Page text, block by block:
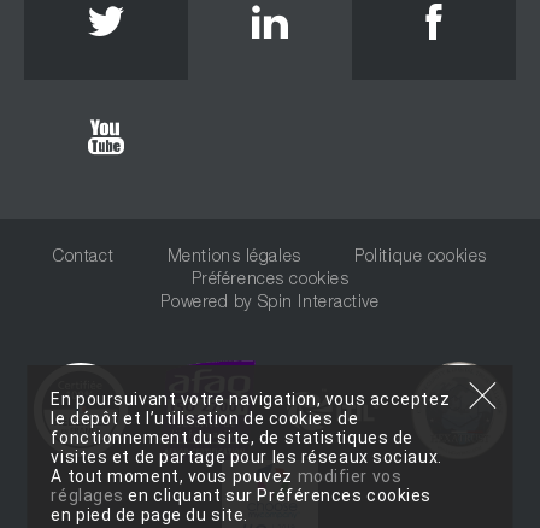
Twitter Linkedin
Youtube
Contact Mentions légales
Politique cookies
Préférences cookies
Powered by Spin Interactive
En poursuivant votre navigation, vous acceptez
le dépôt et l’utilisation de cookies de
fonctionnement du site, de statistiques de
visites et de partage pour les réseaux sociaux.
A tout moment, vous pouvez modifier vos
réglages en cliquant sur Préférences cookies
en pied de page du site.